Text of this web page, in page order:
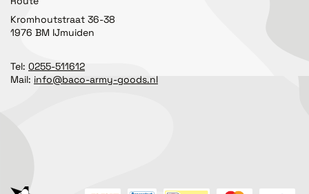
Kromhoutstraat 36-38
1976 BM IJmuiden
Tel: 0255-511612
Mail: info@baco-army-goods.nl